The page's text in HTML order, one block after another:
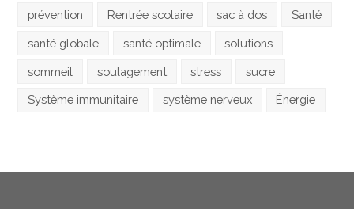
prévention Rentrée scolaire sac à dos Santé
santé globale santé optimale solutions
sommeil soulagement stress sucre
Système immunitaire système nerveux Énergie